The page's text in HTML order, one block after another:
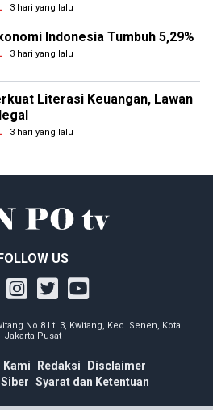
| 3 hari yang lalu
Indonesia Tumbuh 5,29%
| 3 hari yang lalu
Literasi Keuangan, Lawan
| 3 hari yang lalu
US
No.8 Lt. 3, Kwitang, Kec. Senen, Kota
Jakarta Pusat
Kami Redaksi
Disclaimer
Syarat dan Ketentuan